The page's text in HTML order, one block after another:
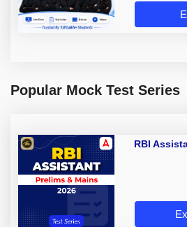
Popular Mock Test Series
RBI